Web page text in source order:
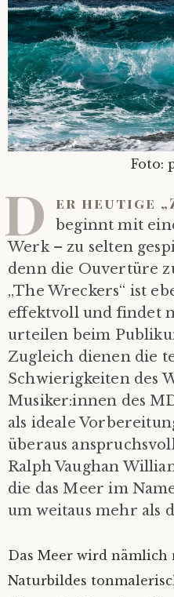
Foto:
D er heutige
beginnt mit
Werk – zu selten
denn die Ouvertüre
„The Wreckers“ ist
effektvoll und findet
urteilen beim
Zugleich dienen die
Schwierigkeiten des
Musiker:innen des
als ideale
überaus
Ralph Vaughan
die das Meer im
um weitaus mehr als
Das Meer wird
Naturbildes